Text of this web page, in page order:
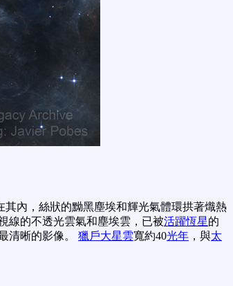
其內，絲狀的黝黑塵埃和輝光氣體環拱著熾熱
線的不透光雲氣和塵埃雲，已被活躍恆星的
清晰的影像。 獵戶大星雲寬約40光年 ，與太